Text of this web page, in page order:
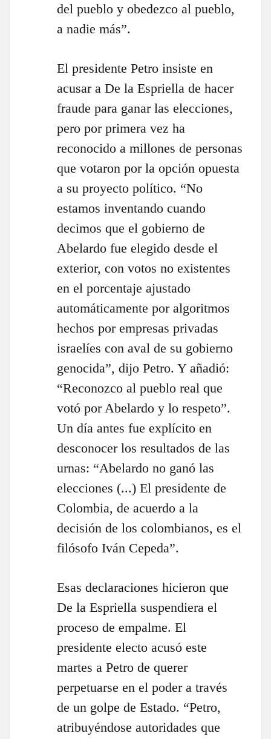
del pueblo y obedezco al pueblo,
a nadie más”.
El presidente Petro insiste en
acusar a De la Espriella de hacer
fraude para ganar las elecciones,
pero por primera vez ha
reconocido a millones de personas
que votaron por la opción opuesta
a su proyecto político. “No
estamos inventando cuando
decimos que el gobierno de
Abelardo fue elegido desde el
exterior, con votos no existentes
en el porcentaje ajustado
automáticamente por algoritmos
hechos por empresas privadas
israelíes con aval de su gobierno
genocida”, dijo Petro. Y añadió:
“Reconozco al pueblo real que
votó por Abelardo y lo respeto”.
Un día antes fue explícito en
desconocer los resultados de las
urnas: “Abelardo no ganó las
elecciones (...) El presidente de
Colombia, de acuerdo a la
decisión de los colombianos, es el
filósofo Iván Cepeda”.
Esas declaraciones hicieron que
De la Espriella suspendiera el
proceso de empalme. El
presidente electo acusó este
martes a Petro de querer
perpetuarse en el poder a través
de un golpe de Estado. “Petro,
atribuyéndose autoridades que